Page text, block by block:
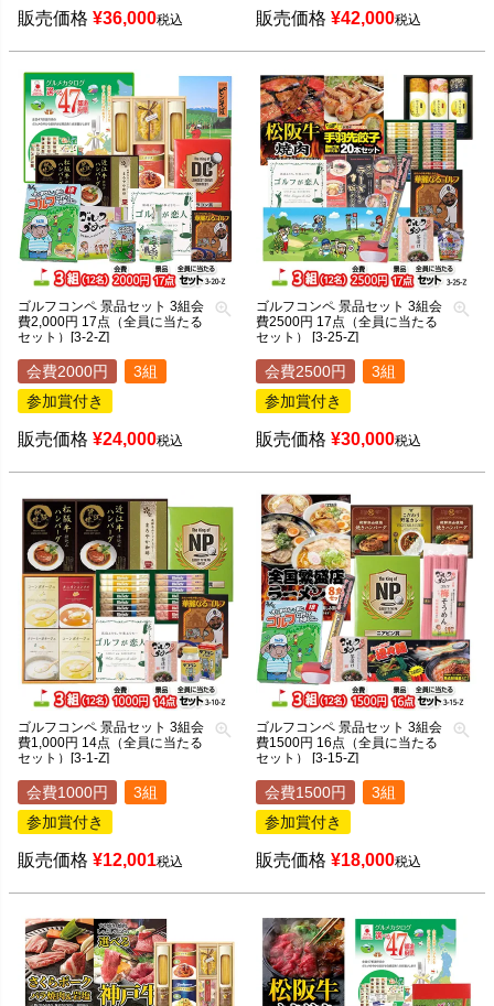
販売価格 ¥36,000税込 販売価格 ¥42,000税込
ゴルフコンペ 景品セット 3組会
費2,000円 17点（全員に当たる
セット）[3-2-Z]
会費2000円
3組
参加賞付き
販売価格 ¥24,000税込
ゴルフコンペ 景品セット 3組会
費2500円 17点（全員に当たる
セット） [3-25-Z]
会費2500円
3組
参加賞付き
販売価格 ¥30,000税込
ゴルフコンペ 景品セット 3組会
費1,000円 14点（全員に当たる
セット）[3-1-Z]
会費1000円
3組
参加賞付き
販売価格 ¥12,001税込
ゴルフコンペ 景品セット 3組会
費1500円 16点（全員に当たる
セット） [3-15-Z]
会費1500円
3組
参加賞付き
販売価格 ¥18,000税込